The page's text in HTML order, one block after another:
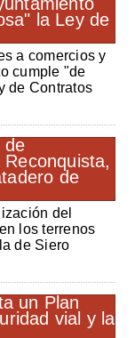
a comercios y
cumple "de
de Contratos
del
los terrenos
de Siero